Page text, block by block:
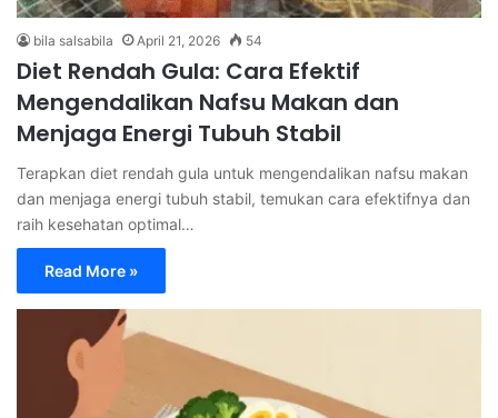
bila salsabila April 21, 2026 54
Diet Rendah Gula: Cara Efektif
Mengendalikan Nafsu Makan dan
Menjaga Energi Tubuh Stabil
Terapkan diet rendah gula untuk mengendalikan nafsu makan
dan menjaga energi tubuh stabil, temukan cara efektifnya dan
raih kesehatan optimal…
Read More »